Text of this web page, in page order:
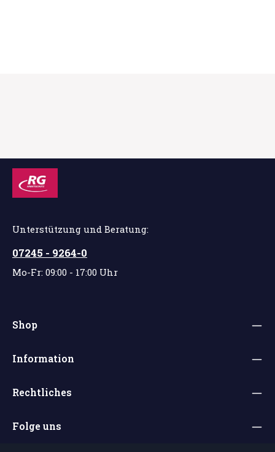
Unterstützung und Beratung:
07245 - 9264-0
Mo-Fr: 09:00 - 17:00 Uhr
Shop
Information
Rechtliches
Folge uns